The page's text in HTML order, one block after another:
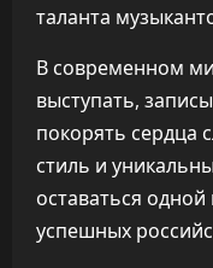
таланта
В современном
выступать,
покорять сердца
стиль и
оставаться
успешных